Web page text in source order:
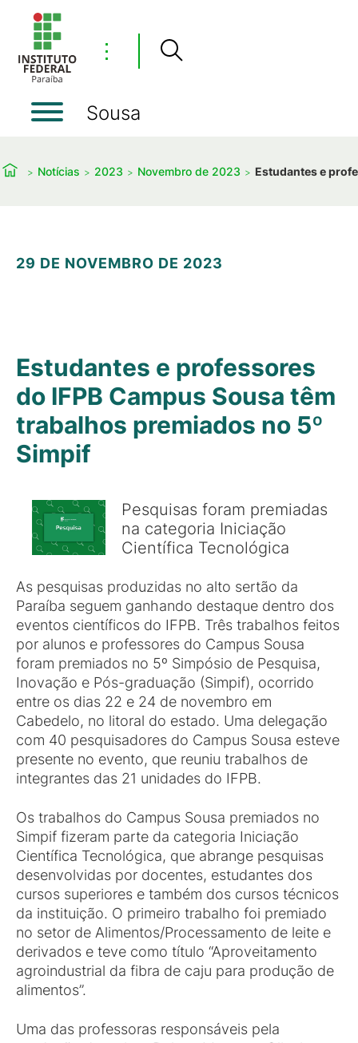
⋮
Sousa
Notícias 2023 Novembro de 2023 Estudantes e
29 DE NOVEMBRO DE 2023
Estudantes e professores
do IFPB Campus Sousa têm
trabalhos premiados no 5º
Simpif
Pesquisas foram premiadas
na categoria Iniciação
Científica Tecnológica
As pesquisas produzidas no alto sertão da
Paraíba seguem ganhando destaque dentro dos
eventos científicos do IFPB. Três trabalhos feitos
por alunos e professores do Campus Sousa
foram premiados no 5º Simpósio de Pesquisa,
Inovação e Pós-graduação (Simpif), ocorrido
entre os dias 22 e 24 de novembro em
Cabedelo, no litoral do estado. Uma delegação
com 40 pesquisadores do Campus Sousa esteve
presente no evento, que reuniu trabalhos de
integrantes das 21 unidades do IFPB.
Os trabalhos do Campus Sousa premiados no
Simpif fizeram parte da categoria Iniciação
Científica Tecnológica, que abrange pesquisas
desenvolvidas por docentes, estudantes dos
cursos superiores e também dos cursos técnicos
da instituição. O primeiro trabalho foi premiado
no setor de Alimentos/Processamento de leite e
derivados e teve como título “Aproveitamento
agroindustrial da fibra de caju para produção de
alimentos”.
Uma das professoras responsáveis pela